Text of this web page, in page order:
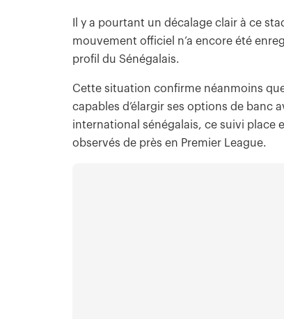
Il y a pourtant un décalage clair à ce
mouvement officiel n’a encore été
profil du Sénégalais.
Cette situation confirme néanmoins
capables d’élargir ses options de banc
international sénégalais, ce suivi place
observés de près en Premier League.